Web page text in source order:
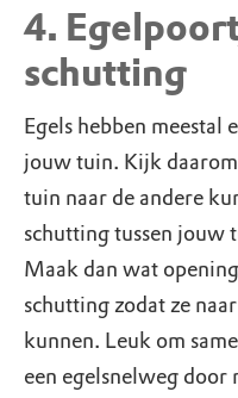
4.
schutting
Egels hebben meestal
jouw tuin. Kijk
tuin naar de andere
schutting tussen jouw
Maak dan wat
schutting zodat ze
kunnen. Leuk om
een egelsnelweg